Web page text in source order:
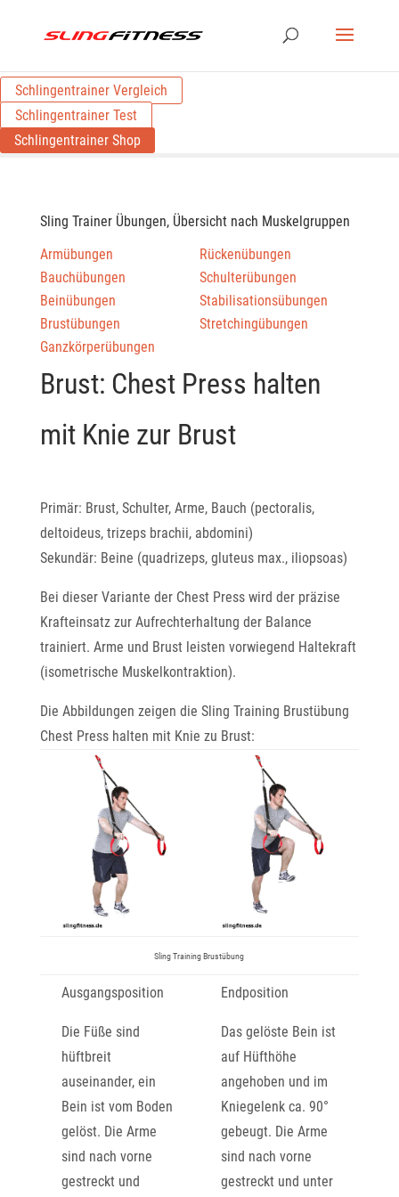
Schlingentrainer Vergleich
Schlingentrainer Test
Schlingentrainer Shop
Sling Trainer Übungen, Übersicht nach Muskelgruppen
Armübungen
Bauchübungen
Beinübungen
Brustübungen
Ganzkörperübungen
Rückenübungen
Schulterübungen
Stabilisationsübungen
Stretchingübungen
Brust: Chest Press halten
mit Knie zur Brust
Primär: Brust, Schulter, Arme, Bauch (pectoralis,
deltoideus, trizeps brachii, abdomini)
Sekundär: Beine (quadrizeps, gluteus max., iliopsoas)
Bei dieser Variante der Chest Press wird der präzise
Krafteinsatz zur Aufrechterhaltung der Balance
trainiert. Arme und Brust leisten vorwiegend Haltekraft
(isometrische Muskelkontraktion).
Die Abbildungen zeigen die Sling Training Brustübung
Chest Press halten mit Knie zu Brust:
Sling Training Brustübung
Ausgangsposition
Die Füße sind
hüftbreit
auseinander, ein
Bein ist vom Boden
gelöst. Die Arme
sind nach vorne
gestreckt und
Endposition
Das gelöste Bein ist
auf Hüfthöhe
angehoben und im
Kniegelenk ca. 90°
gebeugt. Die Arme
sind nach vorne
gestreckt und unter